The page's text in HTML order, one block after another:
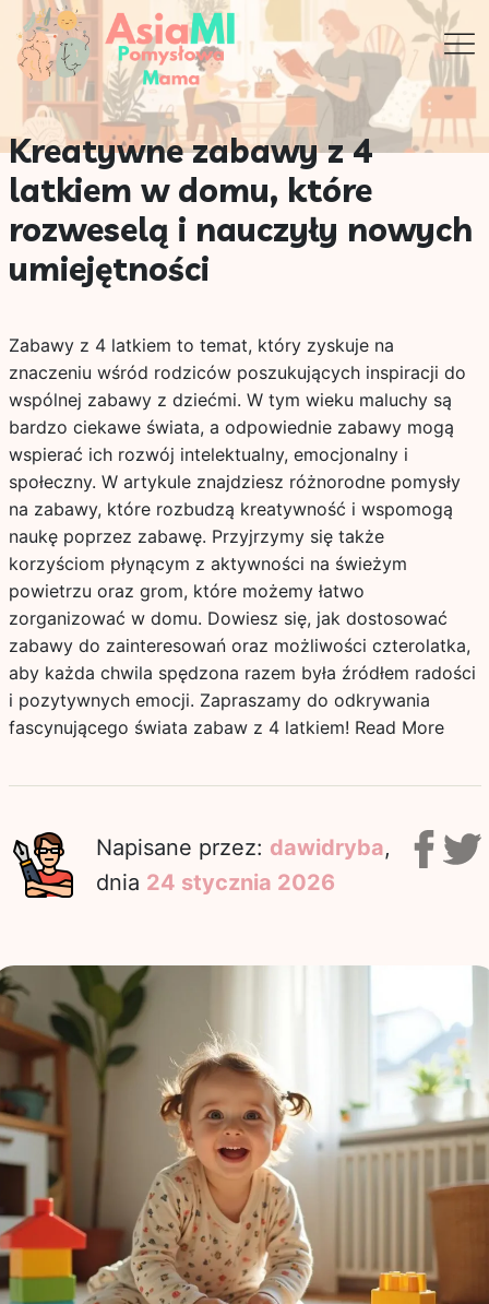
Kreatywne zabawy z 4
latkiem w domu, które
rozweselą i nauczyły nowych
umiejętności
Zabawy z 4 latkiem to temat, który zyskuje na
znaczeniu wśród rodziców poszukujących inspiracji do
wspólnej zabawy z dziećmi. W tym wieku maluchy są
bardzo ciekawe świata, a odpowiednie zabawy mogą
wspierać ich rozwój intelektualny, emocjonalny i
społeczny. W artykule znajdziesz różnorodne pomysły
na zabawy, które rozbudzą kreatywność i wspomogą
naukę poprzez zabawę. Przyjrzymy się także
korzyściom płynącym z aktywności na świeżym
powietrzu oraz grom, które możemy łatwo
zorganizować w domu. Dowiesz się, jak dostosować
zabawy do zainteresowań oraz możliwości czterolatka,
aby każda chwila spędzona razem była źródłem radości
i pozytywnych emocji. Zapraszamy do odkrywania
fascynującego świata zabaw z 4 latkiem! Read More
Napisane przez: dawidryba,
dnia 24 stycznia 2026